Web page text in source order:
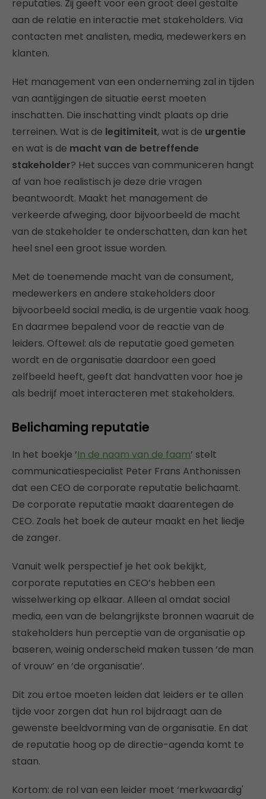
reputaties. Zij geeft voor een groot deel gestalte
aan de relatie en interactie met stakeholders. Via
contacten met analisten, media, medewerkers en
klanten.
Het management van een onderneming zal in tijden
van aantijgingen de situatie eerst moeten
inschatten. Die inschatting vindt plaats op drie
terreinen. Wat is de legitimiteit, wat is de urgentie
en wat is de macht van de betreffende
stakeholder? Het succes van communiceren hangt
af van hoe realistisch je deze drie vragen
beantwoordt. Maakt het management de
verkeerde afweging, door bijvoorbeeld de macht
van de stakeholder te onderschatten, dan kan het
heel snel een groot issue worden.
Met de toenemende macht van de consument,
medewerkers en andere stakeholders door
bijvoorbeeld social media, is de urgentie vaak hoog.
En daarmee bepalend voor de reactie van de
leiders. Oftewel: als de reputatie goed gemeten
wordt en de organisatie daardoor een goed
zelfbeeld heeft, geeft dat handvatten voor hoe je
als bedrijf moet interacteren met stakeholders.
Belichaming reputatie
In het boekje ‘In de naam van de faam’ stelt
communicatiespecialist Peter Frans Anthonissen
dat een CEO de corporate reputatie belichaamt.
De corporate reputatie maakt daarentegen de
CEO. Zoals het boek de auteur maakt en het liedje
de zanger.
Vanuit welk perspectief je het ook bekijkt,
corporate reputaties en CEO’s hebben een
wisselwerking op elkaar. Alleen al omdat social
media, een van de belangrijkste bronnen waaruit de
stakeholders hun perceptie van de organisatie op
baseren, weinig onderscheid maken tussen ‘de man
of vrouw’ en ‘de organisatie’.
Dit zou ertoe moeten leiden dat leiders er te allen
tijde voor zorgen dat hun rol bijdraagt aan de
gewenste beeldvorming van de organisatie. En dat
de reputatie hoog op de directie-agenda komt te
staan.
Kortom: de rol van een leider moet ‘merkwaardig'